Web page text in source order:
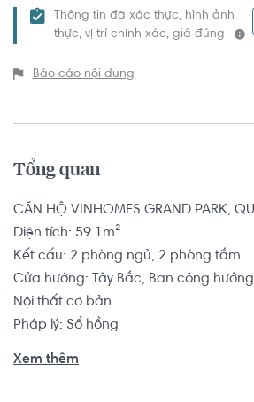
Thông tin đã xác thực, hình ảnh
thực, vị trí chính xác, giá đúng
Báo cáo nội dung
Tổng quan
CĂN HỘ VINHOMES GRAND PARK,
Diện tích: 59.1m²
Kết cấu: 2 phòng ngủ, 2 phòng tắm
Cửa hướng: Tây Bắc, Ban công
Nội thất cơ bản
Pháp lý: Sổ hồng
Xem thêm